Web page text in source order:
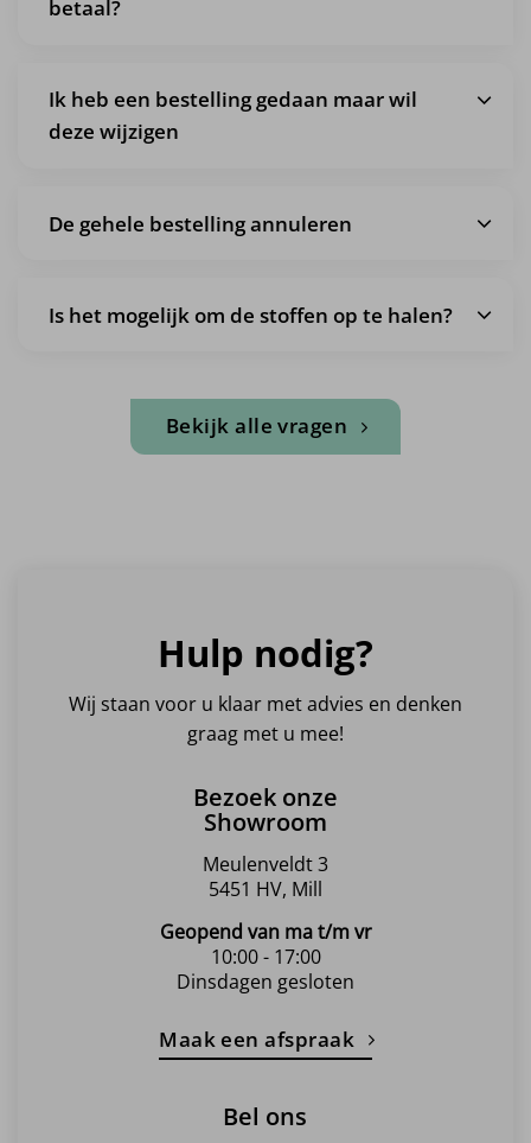
betaal?
Ik heb een bestelling gedaan maar wil
deze wijzigen
De gehele bestelling annuleren
Is het mogelijk om de stoffen op te halen?
Bekijk alle vragen
Hulp nodig?
Wij staan voor u klaar met advies en denken
graag met u mee!
Bezoek onze
Showroom
Meulenveldt 3
5451 HV, Mill
Geopend van ma t/m vr
10:00 - 17:00
Dinsdagen gesloten
Maak een afspraak
Bel ons